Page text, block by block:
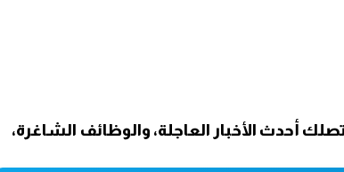
أحدث الأخبار العاجلة، والوظائف الشاغرة،